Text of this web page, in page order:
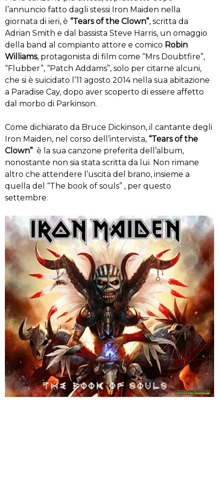
l’annuncio fatto dagli stessi Iron Maiden nella
giornata di ieri, è “Tears of the Clown”, scritta da
Adrian Smith e dal bassista Steve Harris, un omaggio
della band al compianto attore e comico Robin
Williams, protagonista di film come “Mrs Doubtfire”,
“Flubber”, “Patch Addams”, solo per citarne alcuni,
che si è suicidato l’11 agosto 2014 nella sua abitazione
a Paradise Cay, dopo aver scoperto di essere affetto
dal morbo di Parkinson.
Come dichiarato da Bruce Dickinson, il cantante degli
Iron Maiden, nel corso dell’intervista, “Tears of the
Clown” è la sua canzone preferita dell’album,
nonostante non sia stata scritta da lui. Non rimane
altro che attendere l’uscita del brano, insieme a
quella del “The book of souls” , per questo
settembre.